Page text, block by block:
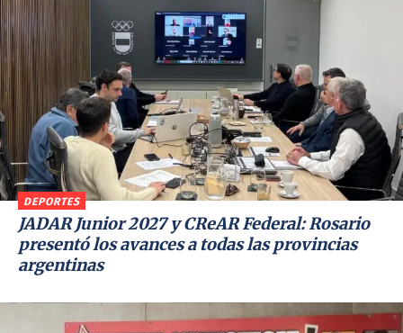
DEPORTES
JADAR Junior 2027 y CReAR Federal: Rosario
presentó los avances a todas las provincias
argentinas